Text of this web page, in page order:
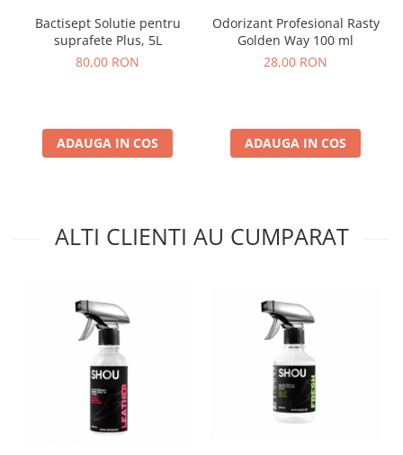
Bactisept Solutie pentru
suprafete Plus, 5L
80,00 RON
ADAUGA IN COS
Odorizant Profesional Rasty
Golden Way 100 ml
28,00 RON
ADAUGA IN COS
ALTI CLIENTI AU CUMPARAT